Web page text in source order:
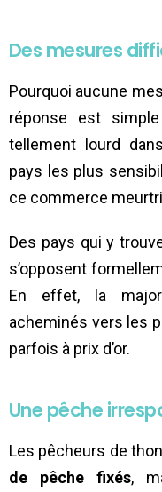
Des mesures
Pourquoi aucune
réponse est
tellement lourd
pays les plus
ce commerce
Des pays qui y
s’opposent
En effet, la
acheminés vers les
parfois à prix d’or.
Une pêche
Les pêcheurs de
de pêche fixés,